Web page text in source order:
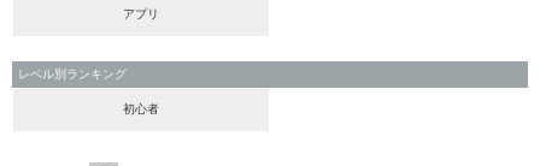
アプリ
レベル別ランキング
初心者